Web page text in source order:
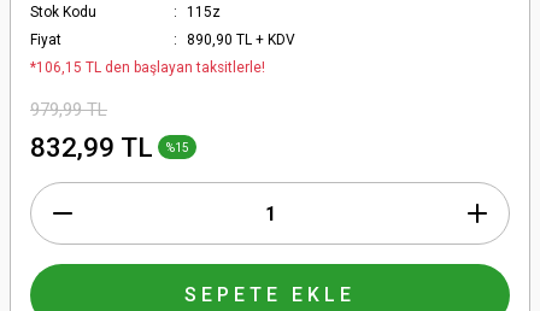
Stok Kodu
115z
Fiyat
890,90 TL + KDV
*106,15 TL den başlayan taksitlerle!
979,99 TL
832,99 TL %15
SEPETE EKLE